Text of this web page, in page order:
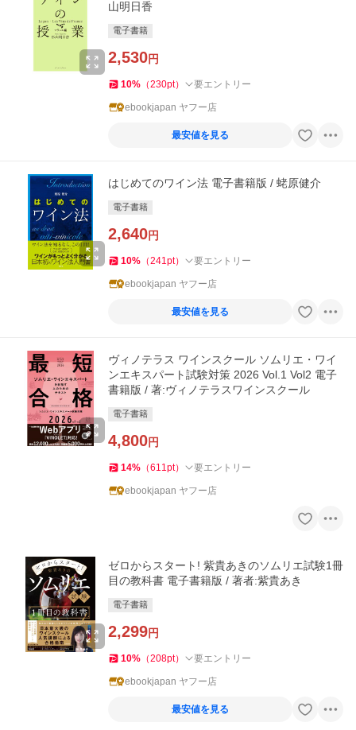
山明日香
電子書籍
2,530円
10% （230pt） 要エントリー
ebookjapan ヤフー店
最安値を見る
はじめてのワイン法 電子書籍版 / 蛯原健介
電子書籍
2,640円
10% （241pt） 要エントリー
ebookjapan ヤフー店
最安値を見る
ヴィノテラス ワインスクール ソムリエ・ワイ
ンエキスパート試験対策 2026 Vol.1 Vol2 電子
書籍版 / 著:ヴィノテラスワインスクール
電子書籍
4,800円
14% （611pt） 要エントリー
ebookjapan ヤフー店
ゼロからスタート! 紫貴あきのソムリエ試験1冊
目の教科書 電子書籍版 / 著者:紫貴あき
電子書籍
2,299円
10% （208pt） 要エントリー
ebookjapan ヤフー店
最安値を見る